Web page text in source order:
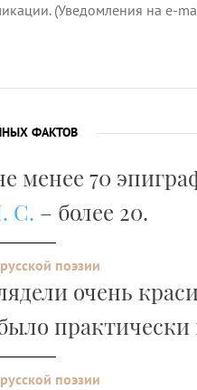
(Уведомления на e-
ФАКТОВ
менее 70
С. – более 20.
поэзии
очень
поэзии